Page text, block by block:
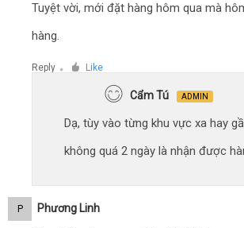
Tuyệt vời, mới đặt hàng hôm qua mà
hàng.
Reply ● Like
Cẩm Tú ADMIN
Dạ, tùy vào từng khu vực xa hay
không quá 2 ngày là nhận được
P Phương Linh